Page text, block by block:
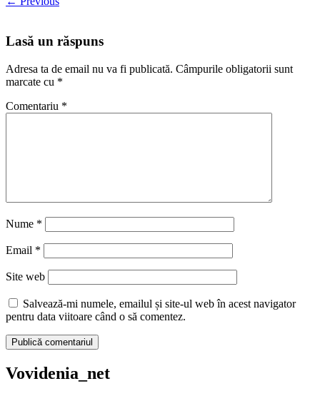
Lasă un răspuns
Adresa ta de email nu va fi publicată. Câmpurile obligatorii sunt
marcate cu *
Comentariu *
Nume *
Email *
Site web
Salvează-mi numele, emailul și site-ul web în acest navigator
pentru data viitoare când o să comentez.
Vovidenia_net